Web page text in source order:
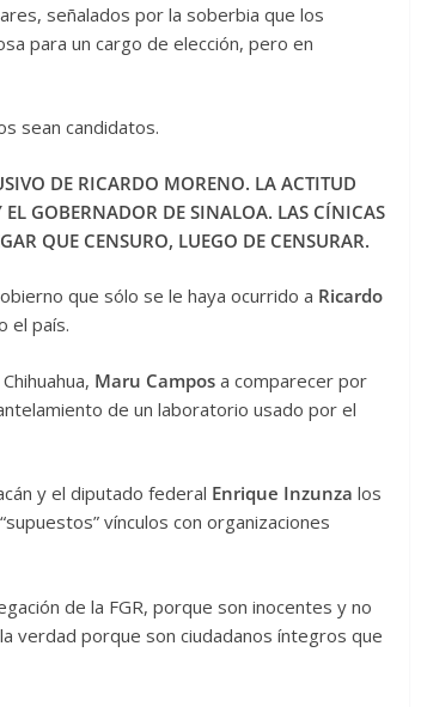
señalados por la soberbia que los
para un cargo de elección, pero en
sean candidatos.
DE RICARDO MORENO. LA ACTITUD
GOBERNADOR DE SINALOA. LAS CÍNICAS
QUE CENSURO, LUEGO DE CENSURAR.
que sólo se le haya ocurrido a Ricardo
el país.
Maru Campos a comparecer por
de un laboratorio usado por el
y el diputado federal Enrique Inzunza los
vínculos con organizaciones
de la FGR, porque son inocentes y no
verdad porque son ciudadanos íntegros que